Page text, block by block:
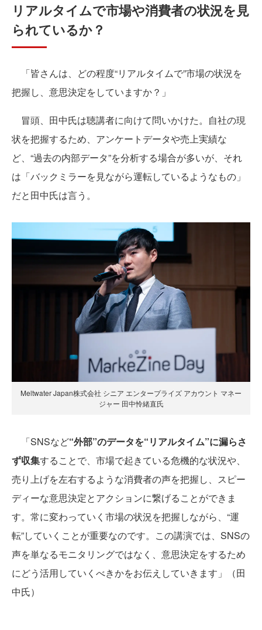
リアルタイムで市場や消費者の状況を見
られているか？
「皆さんは、どの程度“リアルタイムで”市場の状況を
把握し、意思決定をしていますか？」
冒頭、田中氏は聴講者に向けて問いかけた。自社の現
状を把握するため、アンケートデータや売上実績な
ど、“過去の内部データ”を分析する場合が多いが、それ
は「バックミラーを見ながら運転しているようなもの」
だと田中氏は言う。
Meltwater Japan株式会社 シニア エンタープライズ アカウント マネー
ジャー 田中怜緒直氏
「SNSなど“外部”のデータを“リアルタイム”に漏らさ
ず収集することで、市場で起きている危機的な状況や、
売り上げを左右するような消費者の声を把握し、スピー
ディーな意思決定とアクションに繋げることができま
す。常に変わっていく市場の状況を把握しながら、“運
転”していくことが重要なのです。この講演では、SNSの
声を単なるモニタリングではなく、意思決定をするため
にどう活用していくべきかをお伝えしていきます」（田
中氏）